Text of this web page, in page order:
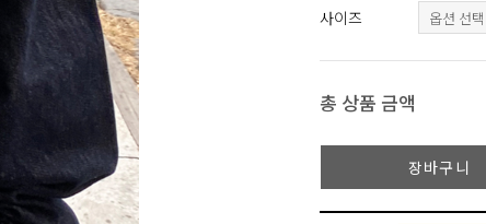
사이즈
총 상품 금액
장바구니